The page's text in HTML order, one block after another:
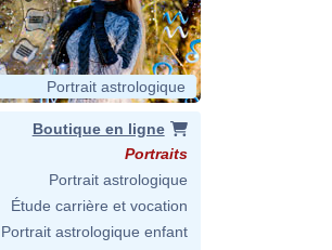
Portrait astrologique
Boutique en ligne
Portraits
Portrait astrologique
Étude carrière et vocation
Portrait astrologique enfant